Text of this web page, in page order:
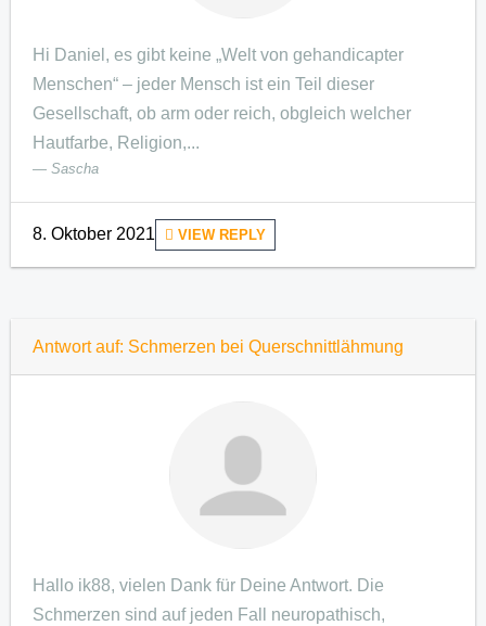
Hi Daniel, es gibt keine „Welt von gehandicapter
Menschen“ – jeder Mensch ist ein Teil dieser
Gesellschaft, ob arm oder reich, obgleich welcher
Hautfarbe, Religion,...
Sascha
8. Oktober 2021 VIEW REPLY
Antwort auf: Schmerzen bei Querschnittlähmung
Hallo ik88, vielen Dank für Deine Antwort. Die
Schmerzen sind auf jeden Fall neuropathisch,